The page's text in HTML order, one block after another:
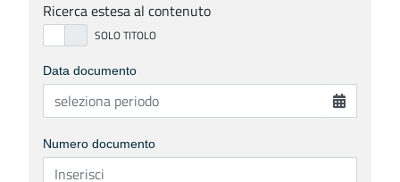
Ricerca estesa al contenuto
Data documento
Numero documento